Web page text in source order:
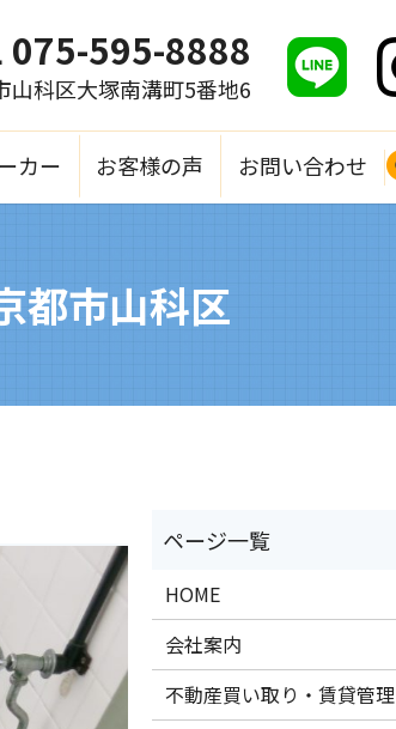
カー お客様の声 お問い合わせ
075-595-8888
科区大塚南溝町5番地6
都市山科区
HOME
会社案内
不動産買い取り・賃貸管理